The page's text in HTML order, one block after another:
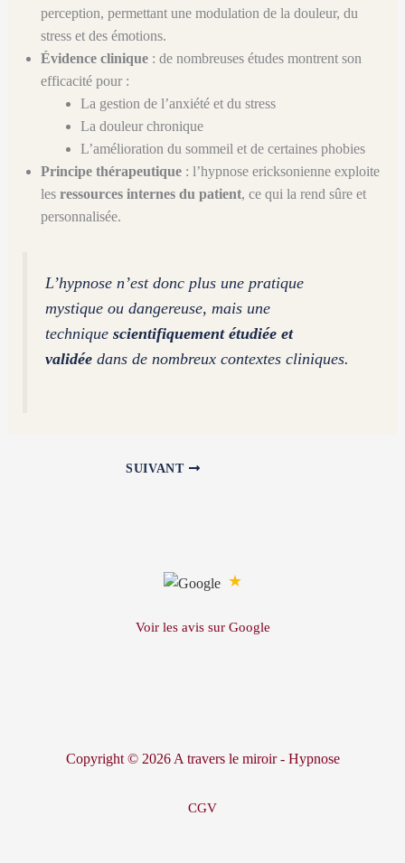
perception, permettant une modulation de la douleur, du
stress et des émotions.
Évidence clinique: de nombreuses études montrent son
efficacité pour :
La gestion de l’anxiété et du stress
La douleur chronique
L’amélioration du sommeil et de certaines phobies
Principe thérapeutique: l’hypnose ericksonienne exploite
les ressources internes du patient, ce qui la rend sûre et
personnalisée.
L’hypnose n’est donc plus une pratique
mystique ou dangereuse, mais une
technique scientifiquement étudiée et
validéedans de nombreux contextes cliniques.
SUIVANT
★
Voir les avis sur Google
Copyright © 2026 A travers le miroir - Hypnose
CGV